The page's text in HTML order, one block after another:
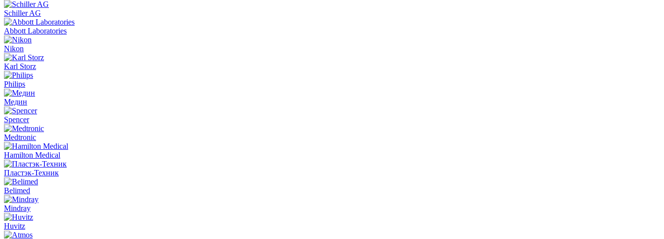
Schiller AG
Abbott Laboratories
Nikon
Karl Storz
Philips
Медин
Spencer
Medtronic
Hamilton Medical
Пластэк-Техник
Belimed
Mindray
Huvitz